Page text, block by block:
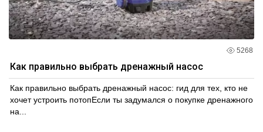
5268
Как правильно выбрать дренажный насос
Как правильно выбрать дренажный насос: гид для тех, кто не
хочет устроить потопЕсли ты задумался о покупке дренажного
на...